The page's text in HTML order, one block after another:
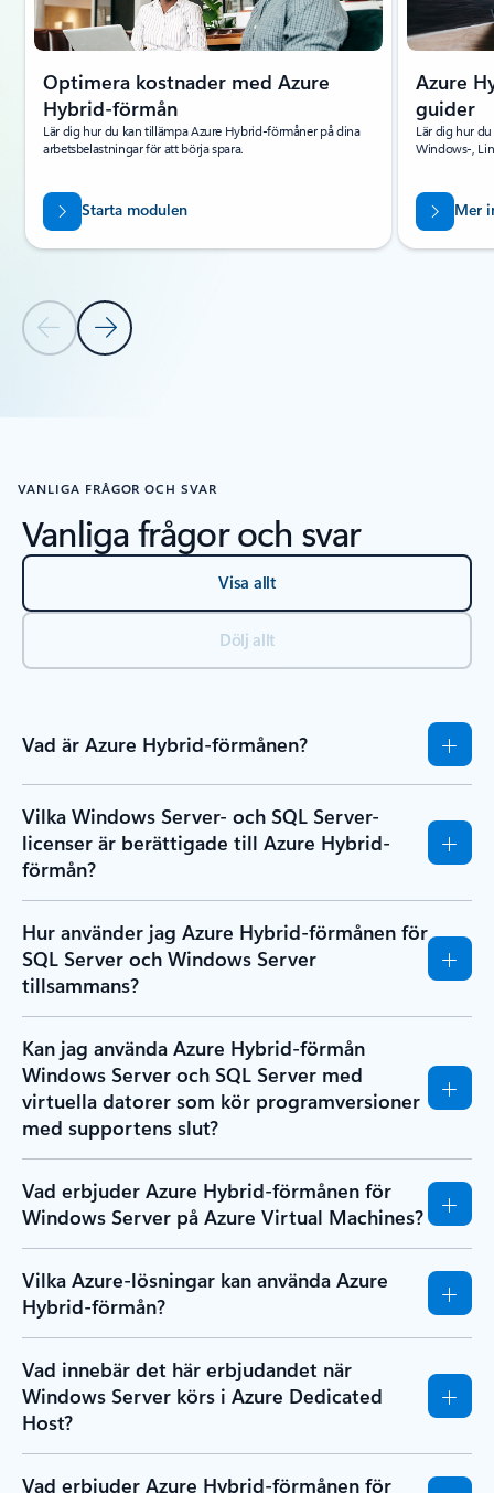
Föregående bild
Nästa bild
Optimera kostnader med Azure
Hybrid-förmån
Lär dig hur du kan tillämpa Azure Hybrid-förmåner på dina
arbetsbelastningar för att börja spara.
Starta modulen
Azure
guider
Lär dig hur
Windows-,
Mer
VANLIGA FRÅGOR OCH SVAR
Vanliga frågor och svar
Visa allt
Dölj allt
Vad är Azure Hybrid-förmånen?
Vilka Windows Server- och SQL Server-
licenser är berättigade till Azure Hybrid-
förmån?
Hur använder jag Azure Hybrid-förmånen för
SQL Server och Windows Server
tillsammans?
Kan jag använda Azure Hybrid-förmån
Windows Server och SQL Server med
virtuella datorer som kör programversioner
med supportens slut?
Vad erbjuder Azure Hybrid-förmånen för
Windows Server på Azure Virtual Machines?
Vilka Azure-lösningar kan använda Azure
Hybrid-förmån?
Vad innebär det här erbjudandet när
Windows Server körs i Azure Dedicated
Host?
Vad erbjuder Azure Hybrid-förmånen för